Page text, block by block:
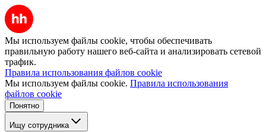
Мы используем файлы cookie, чтобы обеспечивать
правильную работу нашего веб-сайта и анализировать сетевой
трафик.
Правила использования файлов cookie
Мы используем файлы cookie. Правила использования
файлов cookie
Понятно
Ищу сотрудника